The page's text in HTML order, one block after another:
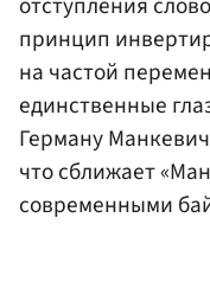
принцип
на частой
единственные
Герману
что сближает
современными